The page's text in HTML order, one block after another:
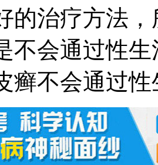
的治疗方法
不会通过性
癣不会通过性